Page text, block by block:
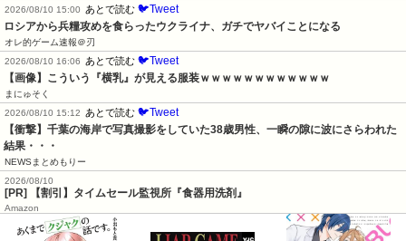
2026/08/10 15:00
あとで読む 🐦Tweet
ロシアから兵糧攻めを食らったウクライナ、ガチでヤバイことになる
オレ的ゲーム速報＠刃
2026/08/10 16:06
あとで読む 🐦Tweet
【画像】こういう『横乳』が見える服装ｗｗｗｗｗｗｗｗｗｗｗｗ
まにゅそく
2026/08/10 15:12
あとで読む 🐦Tweet
【衝撃】千葉の海岸で写真撮影をしていた38歳男性、一瞬の隙に波にさらわれた
結果・・・
NEWSまとめもりー
2026/08/10
[PR] 【割引】タイムセール監視所『食器用洗剤』
Amazon